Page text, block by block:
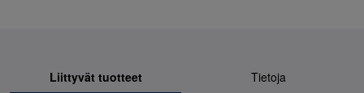
Liittyvät tuotteet Tietoja